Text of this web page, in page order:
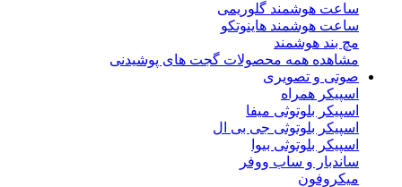
ساعت هوشمند گلوریمی
ساعت هوشمند هاینوتکو
مچ بند هوشمند
مشاهده همه محصولات گجت های پوشیدنی
صوتی و تصویری
اسپیکر همراه
اسپیکر بلوتوثی میفا
اسپیکر بلوتوثی جی بی ال
اسپیکر بلوتوثی بیوا
ساندبار و ساب ووفر
میکروفون